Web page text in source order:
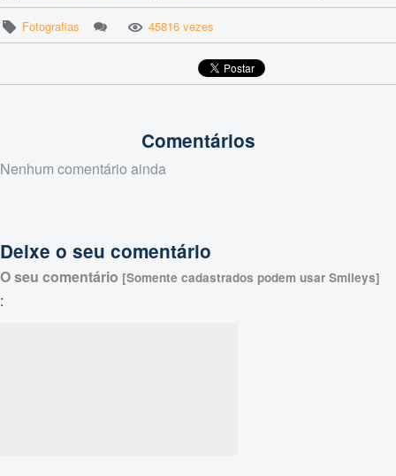
Fotografias 45816 vezes
Comentários
Nenhum comentário ainda
Deixe o seu comentário
O seu comentário [Somente cadastrados podem usar Smileys]
: